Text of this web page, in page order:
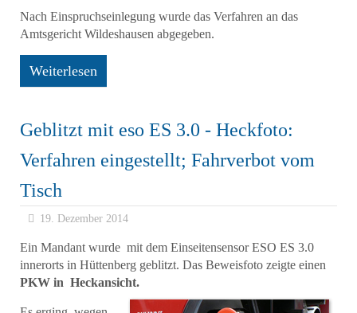
Nach Einspruchseinlegung wurde das Verfahren an das
Amtsgericht Wildeshausen abgegeben.
Weiterlesen
Geblitzt mit eso ES 3.0 - Heckfoto:
Verfahren eingestellt; Fahrverbot vom
Tisch
19. Dezember 2014
Ein Mandant wurde mit dem Einseitensensor ESO ES 3.0
innerorts in Hüttenberg geblitzt. Das Beweisfoto zeigte einen
PKW in Heckansicht.